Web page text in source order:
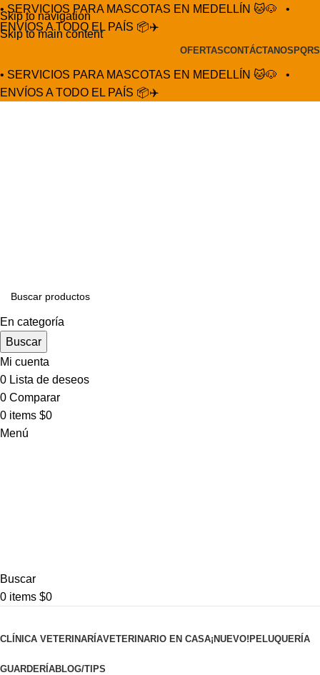
Skip to navigation
Skip to main content
• SERVICIOS PARA MASCOTAS EN MEDELLÍN 🐱🐶
•
ENVÍOS A TODO EL PAÍS 📦✈️
OFERTASCONTÁCTANOS PQRS
• SERVICIOS PARA MASCOTAS EN MEDELLÍN 🐱🐶
•
ENVÍOS A TODO EL PAÍS 📦✈️
En categoría
Buscar
Mi cuenta
0 Lista de deseos
0 Comparar
0 items $0
Menú
Buscar
0 items $0
CLÍNICA VETERINARÍAVETERINARIO EN CASA¡NUEVO! PELUQUERÍA
GUARDERÍABLOG/TIPS